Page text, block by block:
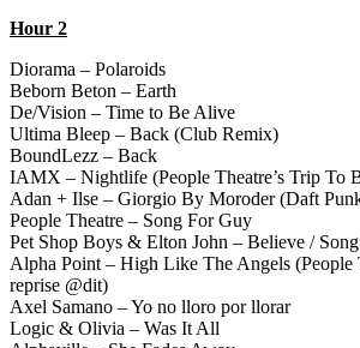
Hour 2
Diorama – Polaroids
Beborn Beton – Earth
De/Vision – Time to Be Alive
Ultima Bleep – Back (Club Remix)
BoundLezz – Back
IAMX – Nightlife (People Theatre’s Trip To
Adan + Ilse – Giorgio By Moroder (Daft
People Theatre – Song For Guy
Pet Shop Boys & Elton John – Believe /
Alpha Point – High Like The Angels (People
reprise @dit)
Axel Samano – Yo no lloro por llorar
Logic & Olivia – Was It All